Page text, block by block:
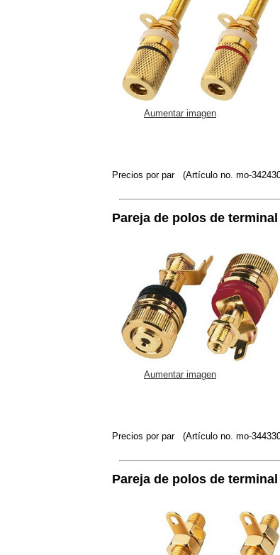
Aumentar imagen
Precios por par (Artículo no. mo-
Pareja de polos de
Aumentar imagen
Precios por par (Artículo no. mo-
Pareja de polos de